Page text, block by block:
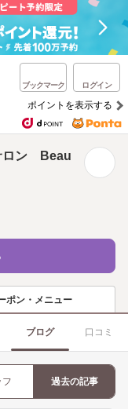
ブックマーク ログイン
ポイントを表示する
ロン Beau
ポン・メニュー
ブログ 口コミ
フ 過去の記事